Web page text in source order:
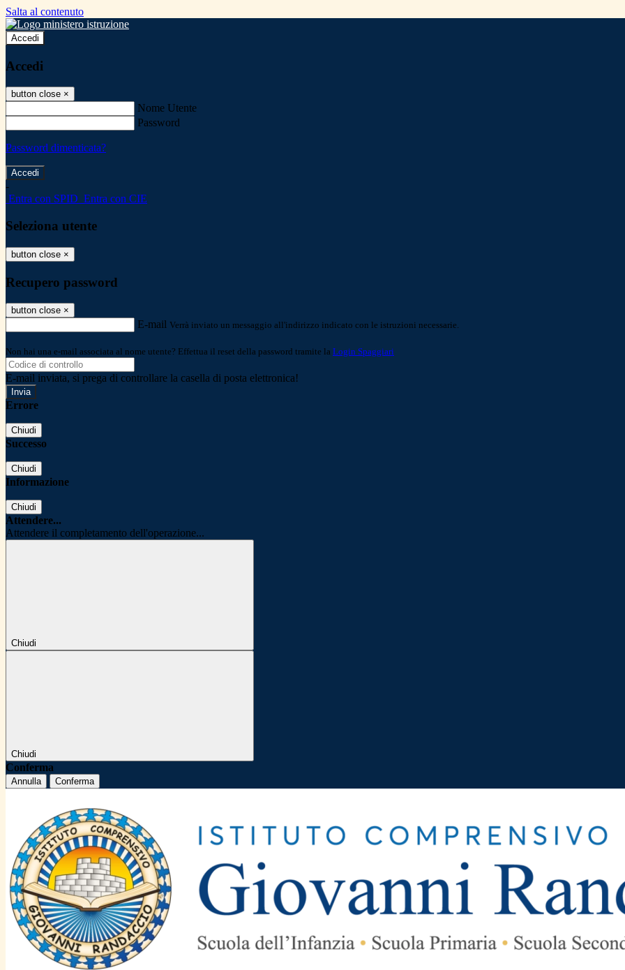
Salta al contenuto
Accedi
Accedi
button close ×
Nome Utente
Password
Password dimenticata?
-
Entra con SPID Entra con CIE
Seleziona utente
button close ×
Recupero password
button close ×
E-mail Verrà inviato un messaggio all'indirizzo indicato con le istruzioni necessarie.
Non hai una e-mail associata al nome utente? Effettua il reset della password tramite la Login Spaggiari
E-mail inviata, si prega di controllare la casella di posta elettronica!
Errore
Chiudi
Successo
Chiudi
Informazione
Chiudi
Attendere...
Attendere il completamento dell'operazione...
Chiudi
Chiudi
Conferma
Annulla Conferma